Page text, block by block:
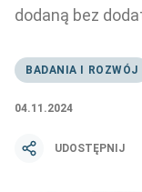
BADANIA I ROZWÓJ
04.11.2024
UDOSTĘPNIJ
dodaną bez